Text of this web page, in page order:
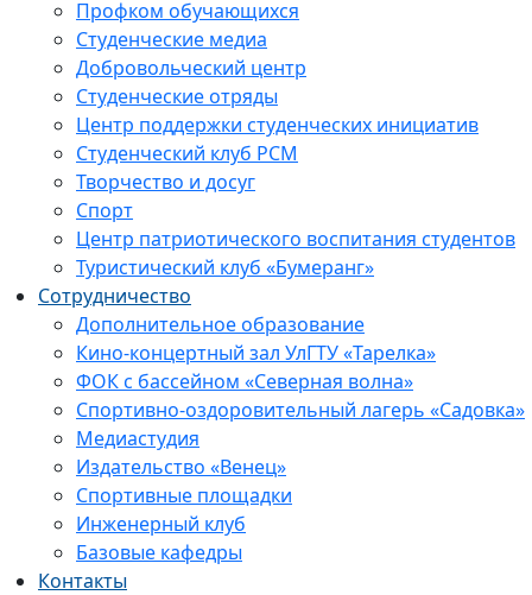
Профком обучающихся
Студенческие медиа
Добровольческий центр
Студенческие отряды
Центр поддержки студенческих инициатив
Студенческий клуб РСМ
Творчество и досуг
Спорт
Центр патриотического воспитания студентов
Туристический клуб «Бумеранг»
Сотрудничество
Дополнительное образование
Кино-концертный зал УлГТУ «Тарелка»
ФОК с бассейном «Северная волна»
Спортивно-оздоровительный лагерь «Садовка»
Медиастудия
Издательство «Венец»
Спортивные площадки
Инженерный клуб
Базовые кафедры
Контакты